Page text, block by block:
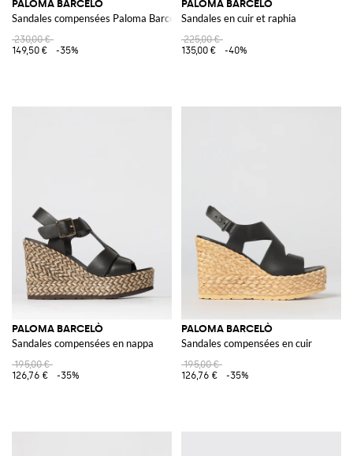
PALOMA BARCELÒ
Sandales compensées Paloma Barceló en daim bicolore et raphia avec bride
230,00 €
149,50 €
-35%
PALOMA BARCELÒ
Sandales en cuir et raphia
225,00 €
135,00 €
-40%
PALOMA BARCELÒ
Sandales compensées en nappa
195,00 €
126,76 €
-35%
PALOMA BARCELÒ
Sandales compensées en cuir
195,00 €
126,76 €
-35%